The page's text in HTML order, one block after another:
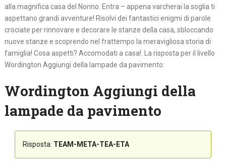
alla magnifica casa del Nonno. Entra – appena varcherai la soglia ti
aspettano grandi avventure! Risolvi dei fantastici enigmi di parole
crociate per rinnovare e decorare le stanze della casa, sbloccando
nuove stanze e scoprendo nel frattempo la meravigliosa storia di
famiglia! Cosa aspetti? Accomodati a casa!. La risposta per il livello
Wordington Aggiungi della lampade da pavimento:
Wordington Aggiungi della
lampade da pavimento
Risposta: TEAM-META-TEA-ETA